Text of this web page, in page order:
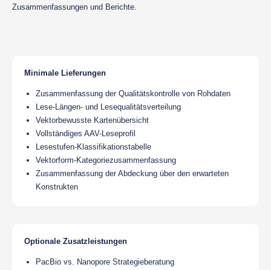
Zusammenfassungen und Berichte.
Minimale Lieferungen
Zusammenfassung der Qualitätskontrolle von Rohdaten
Lese-Längen- und Lesequalitätsverteilung
Vektorbewusste Kartenübersicht
Vollständiges AAV-Leseprofil
Lesestufen-Klassifikationstabelle
Vektorform-Kategoriezusammenfassung
Zusammenfassung der Abdeckung über den erwarteten
Konstrukten
Optionale Zusatzleistungen
PacBio vs. Nanopore Strategieberatung